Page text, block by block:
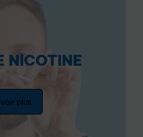
NICOTINE
plus